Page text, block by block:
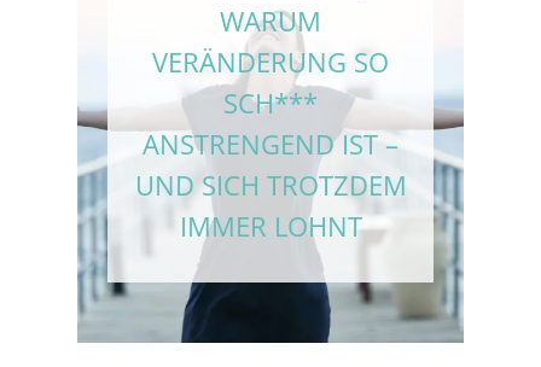
WARUM
VERÄNDERUNG SO
SCH***
ANSTRENGEND IST –
UND SICH TROTZDEM
IMMER LOHNT